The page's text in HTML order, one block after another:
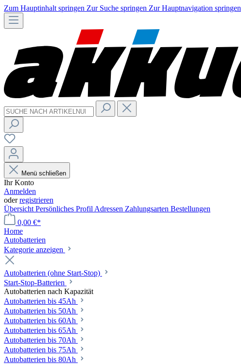
Zum Hauptinhalt springen Zur Suche springen Zur Hauptnavigation springen
Menü schließen
Ihr Konto
Anmelden
oderregistrieren
Übersicht Persönliches Profil Adressen Zahlungsarten Bestellungen
0,00 €*
Home
Autobatterien
Kategorie anzeigen
Autobatterien (ohne Start-Stop)
Start-Stop-Batterien
Autobatterien nach Kapazität
Autobatterien bis 45Ah
Autobatterien bis 50Ah
Autobatterien bis 60Ah
Autobatterien bis 65Ah
Autobatterien bis 70Ah
Autobatterien bis 75Ah
Autobatterien bis 80Ah